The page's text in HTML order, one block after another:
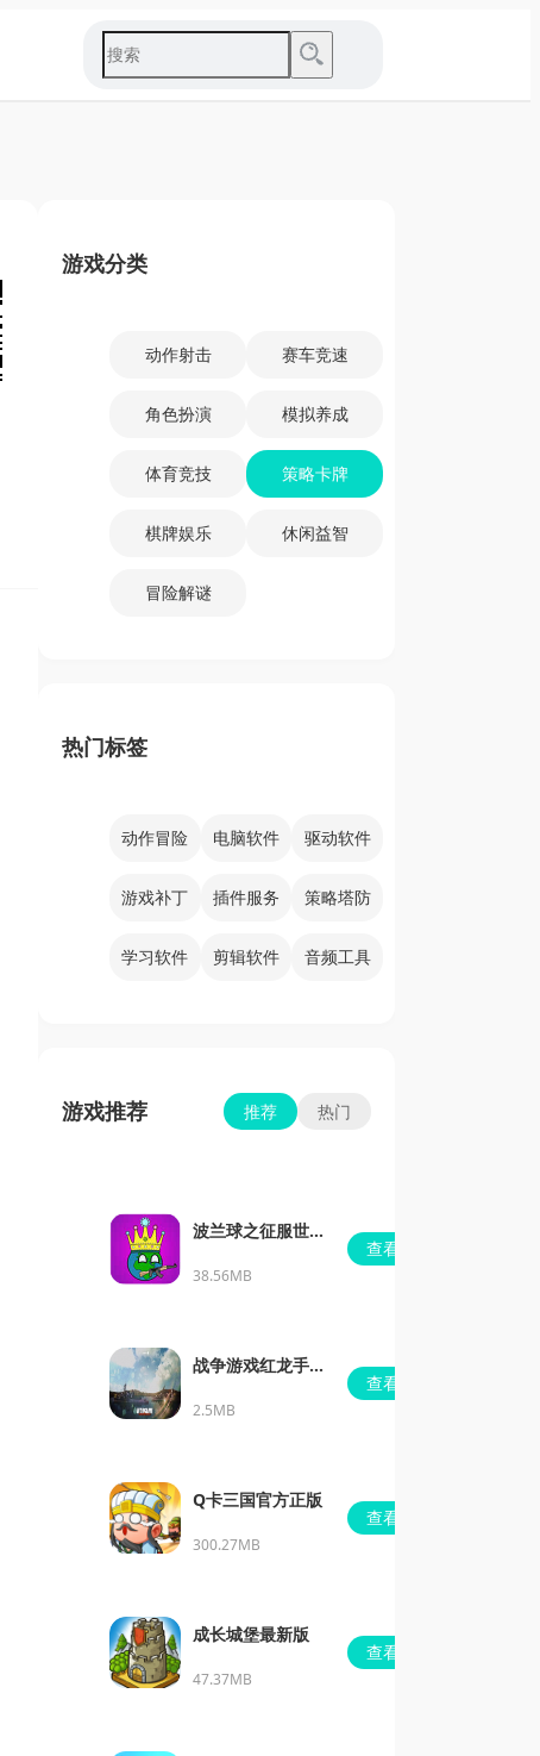
游戏分类
动作射击 赛车竞速
角色扮演 模拟养成
体育竞技 策略卡牌
棋牌娱乐 休闲益智
冒险解谜
热门标签
动作冒险 电脑软件 驱动软件
游戏补丁 插件服务 策略塔防
学习软件 剪辑软件 音频工具
游戏推荐 推荐 热门
波兰球之征服世界
无限金币版
38.56MB
查看
战争游戏红龙手机
版
2.5MB
查看
Q卡三国官方正版
300.27MB
查看
成长城堡最新版
47.37MB
查看